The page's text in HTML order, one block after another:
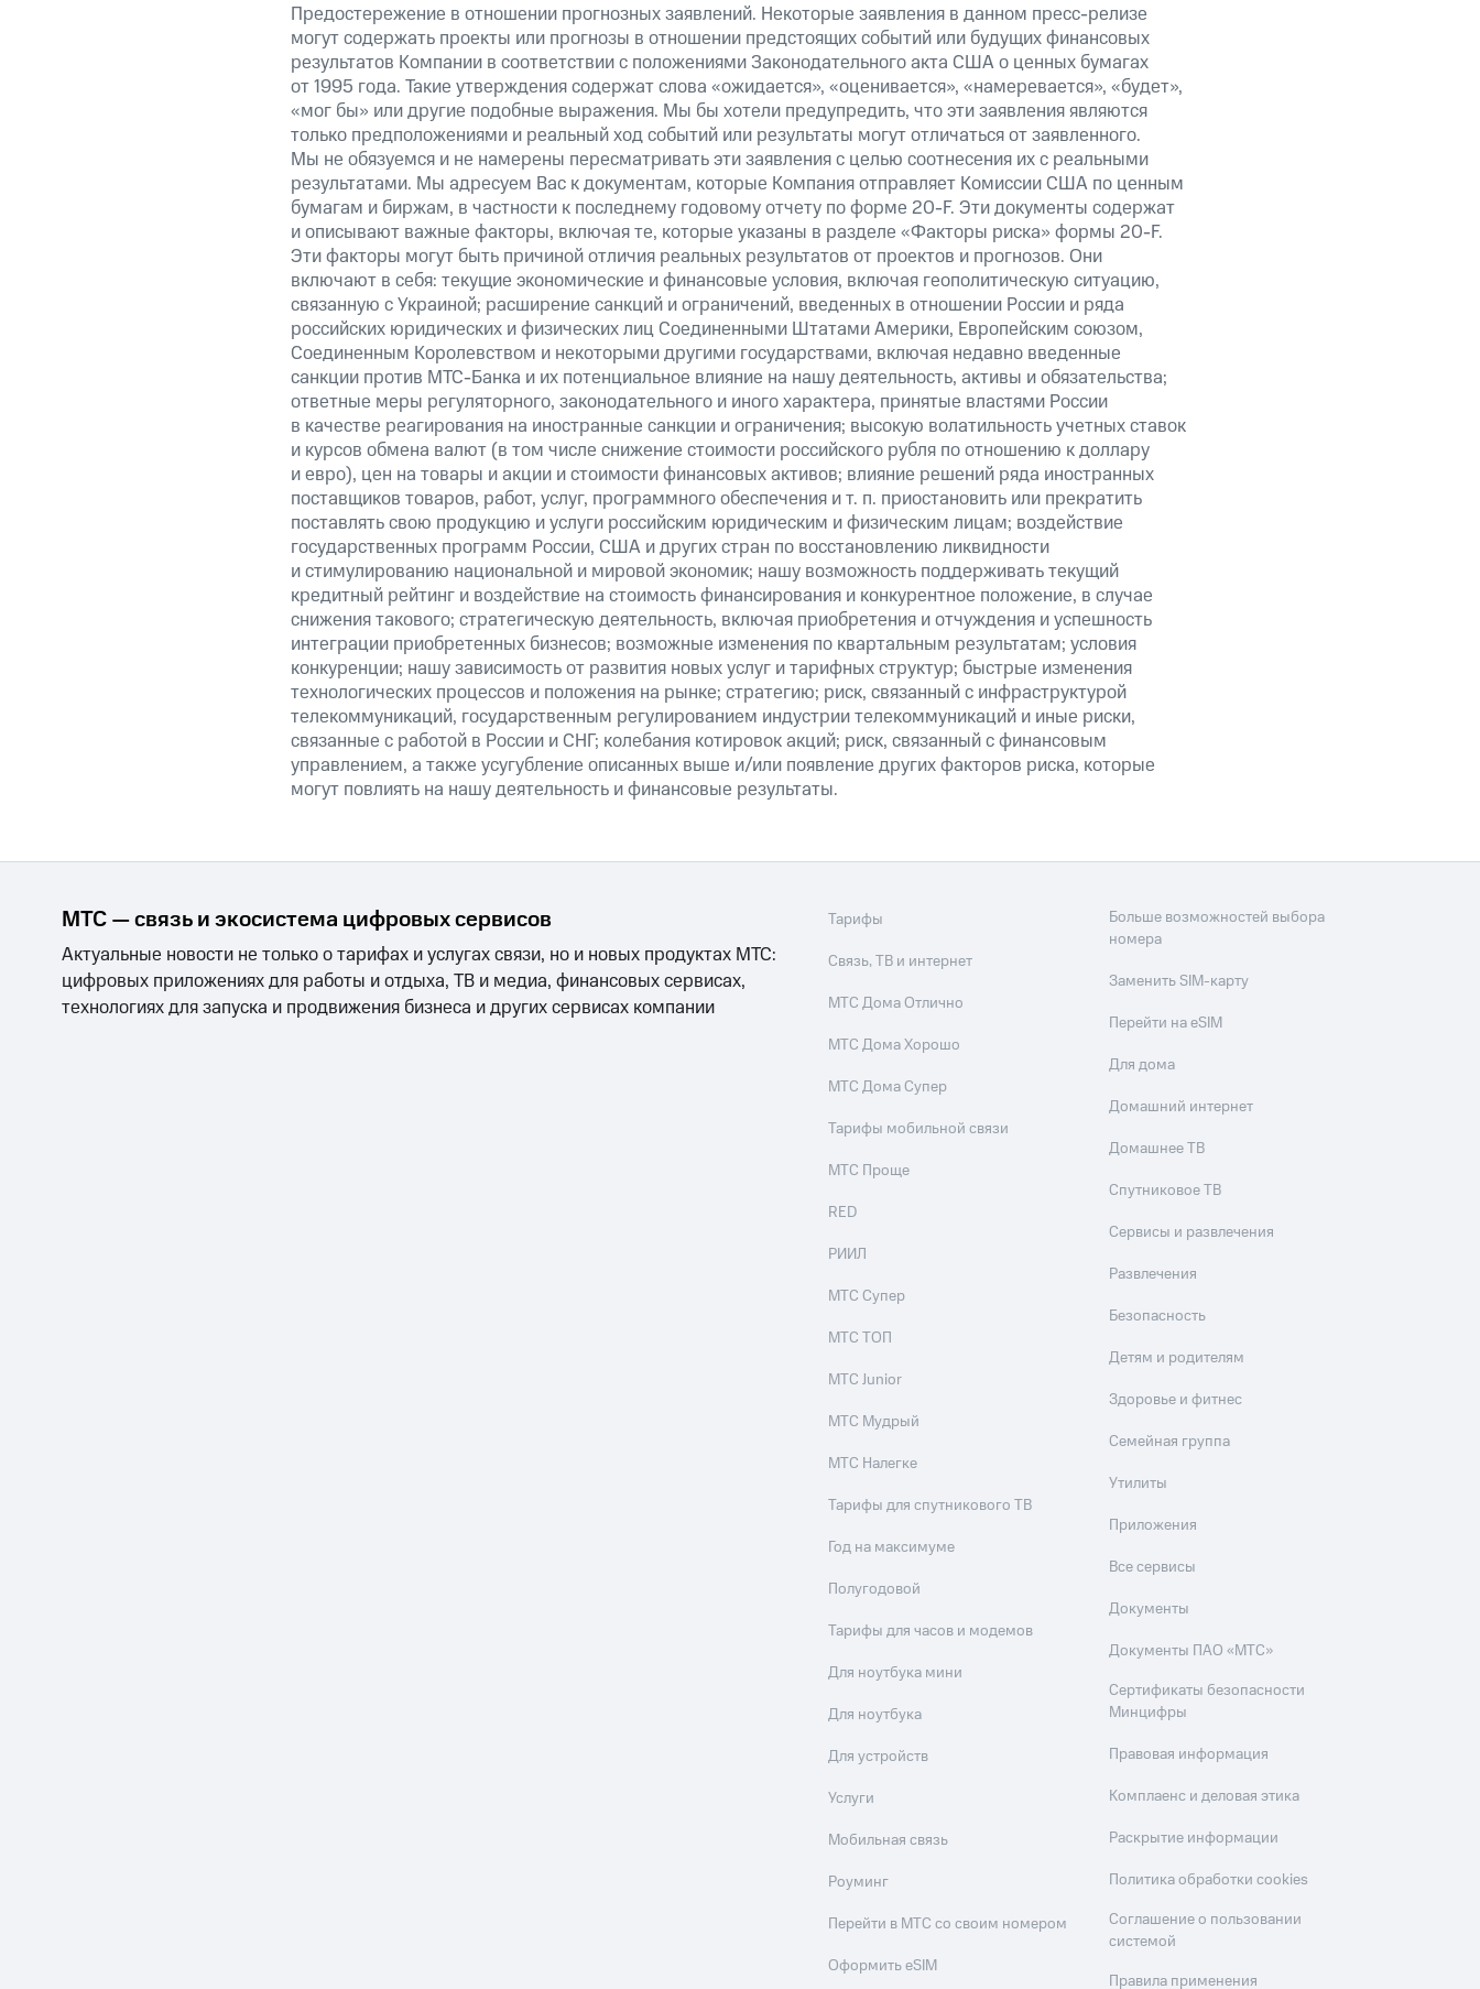
Предостережение в отношении прогнозных заявлений. Некоторые заявления в данном пресс-релизе
могут содержать проекты или прогнозы в отношении предстоящих событий или будущих финансовых
результатов Компании в соответствии с положениями Законодательного акта США о ценных бумагах
от 1995 года. Такие утверждения содержат слова «ожидается», «оценивается», «намеревается», «будет»,
«мог бы» или другие подобные выражения. Мы бы хотели предупредить, что эти заявления являются
только предположениями и реальный ход событий или результаты могут отличаться от заявленного.
Мы не обязуемся и не намерены пересматривать эти заявления с целью соотнесения их с реальными
результатами. Мы адресуем Вас к документам, которые Компания отправляет Комиссии США по ценным
бумагам и биржам, в частности к последнему годовому отчету по форме 20-F. Эти документы содержат
и описывают важные факторы, включая те, которые указаны в разделе «Факторы риска» формы 20-F.
Эти факторы могут быть причиной отличия реальных результатов от проектов и прогнозов. Они
включают в себя: текущие экономические и финансовые условия, включая геополитическую ситуацию,
связанную с Украиной; расширение санкций и ограничений, введенных в отношении России и ряда
российских юридических и физических лиц Соединенными Штатами Америки, Европейским союзом,
Соединенным Королевством и некоторыми другими государствами, включая недавно введенные
санкции против МТС-Банка и их потенциальное влияние на нашу деятельность, активы и обязательства;
ответные меры регуляторного, законодательного и иного характера, принятые властями России
в качестве реагирования на иностранные санкции и ограничения; высокую волатильность учетных ставок
и курсов обмена валют (в том числе снижение стоимости российского рубля по отношению к доллару
и евро), цен на товары и акции и стоимости финансовых активов; влияние решений ряда иностранных
поставщиков товаров, работ, услуг, программного обеспечения и т. п. приостановить или прекратить
поставлять свою продукцию и услуги российским юридическим и физическим лицам; воздействие
государственных программ России, США и других стран по восстановлению ликвидности
и стимулированию национальной и мировой экономик; нашу возможность поддерживать текущий
кредитный рейтинг и воздействие на стоимость финансирования и конкурентное положение, в случае
снижения такового; стратегическую деятельность, включая приобретения и отчуждения и успешность
интеграции приобретенных бизнесов; возможные изменения по квартальным результатам; условия
конкуренции; нашу зависимость от развития новых услуг и тарифных структур; быстрые изменения
технологических процессов и положения на рынке; стратегию; риск, связанный с инфраструктурой
телекоммуникаций, государственным регулированием индустрии телекоммуникаций и иные риски,
связанные с работой в России и СНГ; колебания котировок акций; риск, связанный с финансовым
управлением, а также усугубление описанных выше и/или появление других факторов риска, которые
могут повлиять на нашу деятельность и финансовые результаты.
МТС — связь и экосистема цифровых сервисов
Актуальные новости не только о тарифах и услугах связи, но и новых продуктах МТС:
цифровых приложениях для работы и отдыха, ТВ и медиа, финансовых сервисах,
технологиях для запуска и продвижения бизнеса и других сервисах компании
Тарифы
Связь, ТВ и интернет
МТС Дома Отлично
МТС Дома Хорошо
МТС Дома Супер
Тарифы мобильной связи
МТС Проще
RED
РИИЛ
МТС Супер
МТС ТОП
МТС Junior
МТС Мудрый
МТС Налегке
Тарифы для спутникового ТВ
Год на максимуме
Полугодовой
Тарифы для часов и модемов
Для ноутбука мини
Для ноутбука
Для устройств
Услуги
Мобильная связь
Роуминг
Перейти в МТС со своим номером
Оформить eSIM
Больше возможностей выбора
номера
Заменить SIM-карту
Перейти на eSIM
Для дома
Домашний интернет
Домашнее ТВ
Спутниковое ТВ
Сервисы и развлечения
Развлечения
Безопасность
Детям и родителям
Здоровье и фитнес
Семейная группа
Утилиты
Приложения
Все сервисы
Документы
Документы ПАО «МТС»
Сертификаты безопасности
Минцифры
Правовая информация
Комплаенс и деловая этика
Раскрытие информации
Политика обработки cookies
Соглашение о пользовании
системой
Правила применения